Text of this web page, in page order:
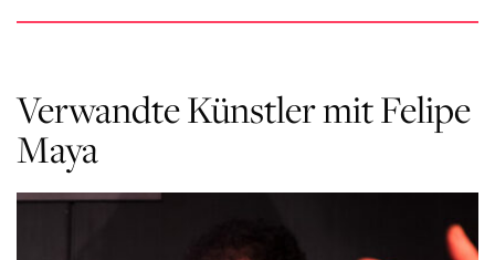
Verwandte Künstler mit Felipe
Maya